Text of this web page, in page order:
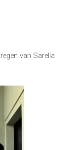
van Sarella